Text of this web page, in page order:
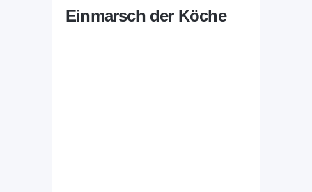
Einmarsch der Köche